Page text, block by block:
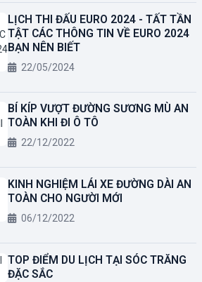
LỊCH THI ĐẤU EURO 2024 - TẤT TẦN
TẬT CÁC THÔNG TIN VỀ EURO 2024
BẠN NÊN BIẾT
22/05/2024
BÍ KÍP VƯỢT ĐƯỜNG SƯƠNG MÙ AN
TOÀN KHI ĐI Ô TÔ
22/12/2022
KINH NGHIỆM LÁI XE ĐƯỜNG DÀI AN
TOÀN CHO NGƯỜI MỚI
06/12/2022
TOP ĐIỂM DU LỊCH TẠI SÓC TRĂNG
ĐẶC SẮC